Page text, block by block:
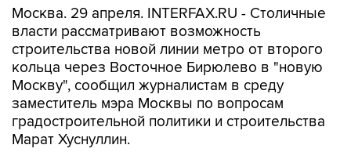
Москва. 29 апреля. INTERFAX.RU - Столичные
власти рассматривают возможность
строительства новой линии метро от второго
кольца через Восточное Бирюлево в "новую
Москву", сообщил журналистам в среду
заместитель мэра Москвы по вопросам
градостроительной политики и строительства
Марат Хуснуллин.